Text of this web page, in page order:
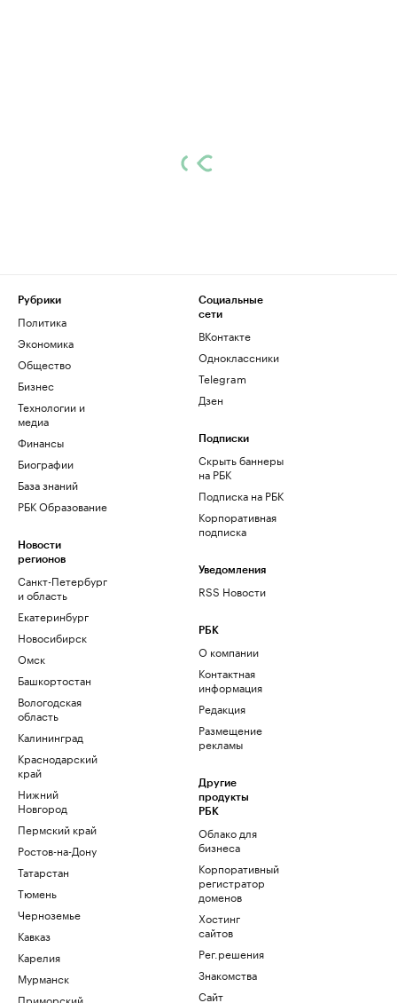
Рубрики
Политика
Экономика
Общество
Бизнес
Технологии и
медиа
Финансы
Биографии
База знаний
РБК Образование
Новости
регионов
Санкт-Петербург
и область
Екатеринбург
Новосибирск
Омск
Башкортостан
Вологодская
область
Калининград
Краснодарский
край
Нижний
Новгород
Пермский край
Ростов-на-Дону
Татарстан
Тюмень
Черноземье
Кавказ
Карелия
Мурманск
Приморский
Социальные
сети
ВКонтакте
Одноклассники
Telegram
Дзен
Подписки
Скрыть баннеры
на РБК
Подписка на РБК
Корпоративная
подписка
Уведомления
RSS Новости
РБК
О компании
Контактная
информация
Редакция
Размещение
рекламы
Другие
продукты
РБК
Облако для
бизнеса
Корпоративный
регистратор
доменов
Хостинг
сайтов
Рег.решения
Знакомства
Сайт